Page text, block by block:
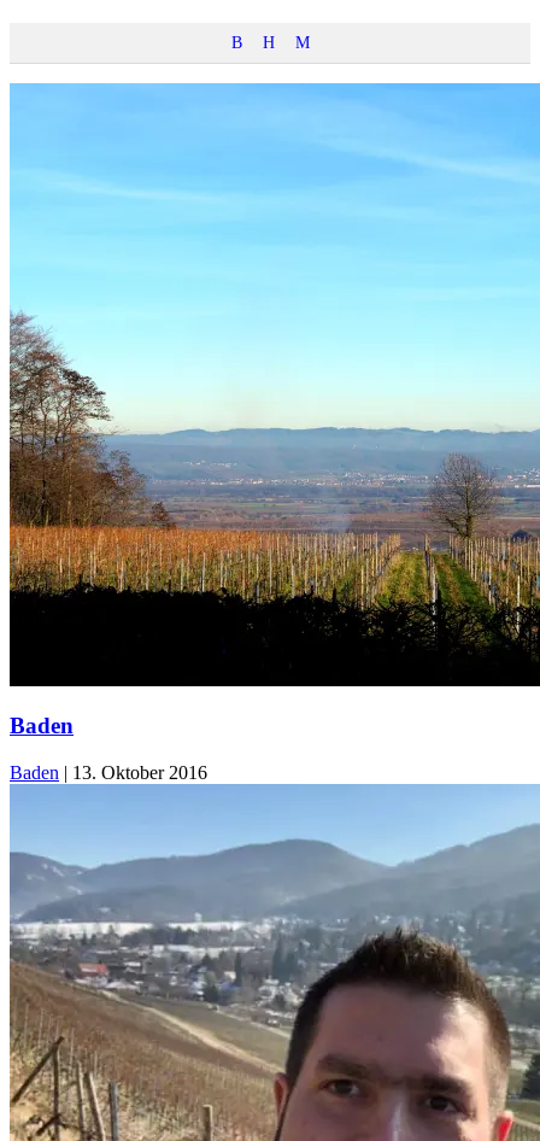
B H M
Baden
Baden | 13. Oktober 2016